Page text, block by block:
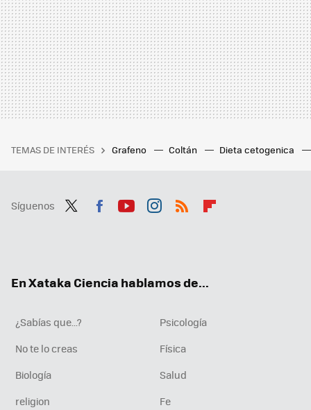
TEMAS DE INTERÉS Grafeno Coltán Dieta cetogenica
Síguenos
En Xataka Ciencia hablamos de...
¿Sabías que...?
Psicología
No te lo creas
Física
Biología
Salud
religion
Fe